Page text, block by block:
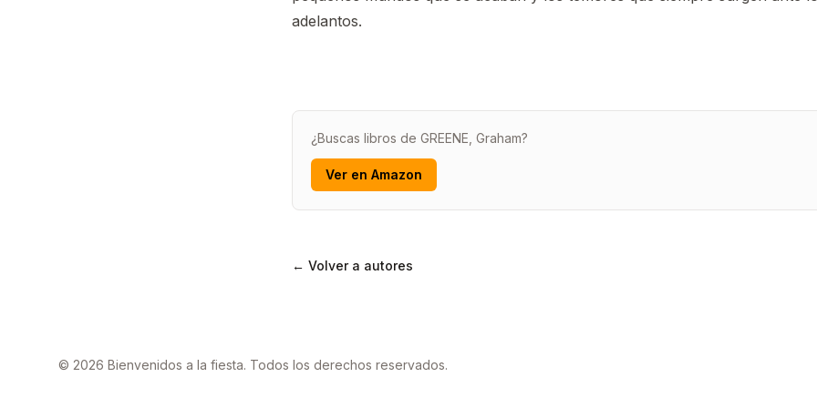
adelantos.
¿Buscas libros de GREENE, Graham?
Ver en Amazon
← Volver a autores
© 2026 Bienvenidos a la fiesta. Todos los derechos reservados.